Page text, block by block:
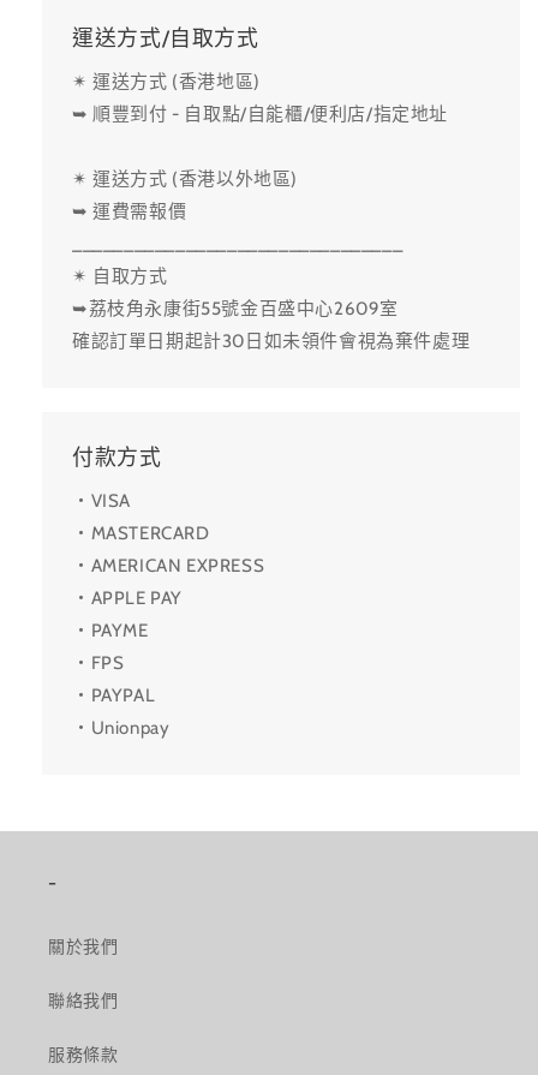
運送方式/自取方式
✴ 運送方式 (香港地區)
➥ 順豐到付 - 自取點/自能櫃/便利店/指定地址
✴ 運送方式 (香港以外地區)
➥ 運費需報價
✴ 自取方式
➥荔枝角永康街55號金百盛中心2609室
確認訂單日期起計30日如未領件會視為棄件處理
付款方式
・VISA
・MASTERCARD
・AMERICAN EXPRESS
・APPLE PAY
・PAYME
・FPS
・PAYPAL
・Unionpay
-
關於我們
聯絡我們
服務條款